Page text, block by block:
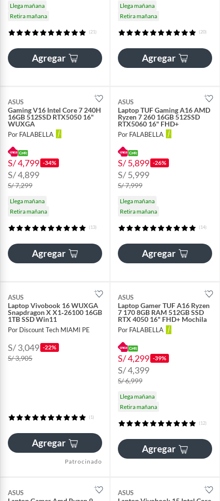
Llega mañana
Retira mañana
(21)
Agregar
Llega mañana
Retira mañana
(20)
Agregar
ASUS
Gaming V16 Intel Core 7 240H
16GB 512SSD RTX5050 16"
WUXGA
Por FALABELLA
S/ 4,799 -34%
S/ 4,899
S/ 7,299
Llega mañana
Retira mañana
(13)
Agregar
ASUS
Laptop TUF Gaming A16 AMD
Ryzen 7 260 16GB 512SSD
RTX5060 16" FHD+
Por FALABELLA
S/ 5,899 -26%
S/ 5,999
S/ 7,999
Llega mañana
Retira mañana
(14)
Agregar
ASUS
Laptop Vivobook 16 WUXGA
Snapdragon X X1‑26100 16GB
1TB SSD Win11
Por Discount Tech MIAMI PE
S/ 3,049 -22%
S/ 3,905
(1)
Agregar
Patrocinado
ASUS
Laptop Gamer TUF A16 Ryzen
7 170 8GB RAM 512GB SSD
RTX 4050 16" FHD+ Mochila
Por FALABELLA
S/ 4,299 -39%
S/ 4,399
S/ 6,999
Llega mañana
Retira mañana
(12)
Agregar
ASUS ASUS